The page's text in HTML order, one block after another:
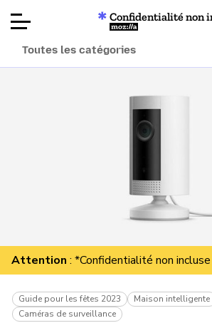
Articles
À propos
Faire un don
Confidentialité non
Mozilla
Toutes les catégories
Attention : *Confidentialité non
Guide pour les fêtes 2023
Maison intelligente
Caméras de surveillance